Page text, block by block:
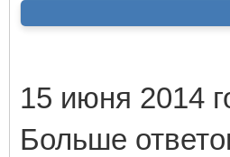
15 июня 2014
Больше